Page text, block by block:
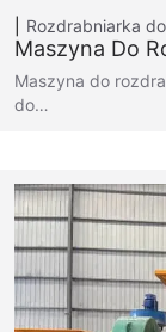
Rozdrabniarka
Maszyna Do
Maszyna do
do…